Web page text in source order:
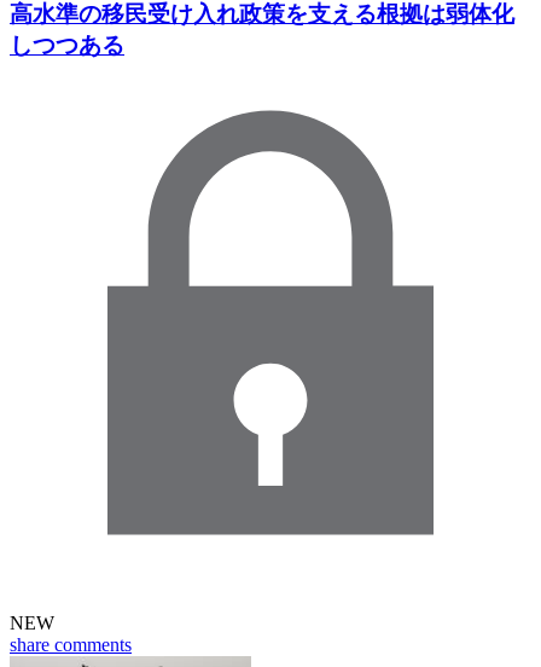
高水準の移民受け入れ政策を支える根拠は弱体化
しつつある
NEW
share comments